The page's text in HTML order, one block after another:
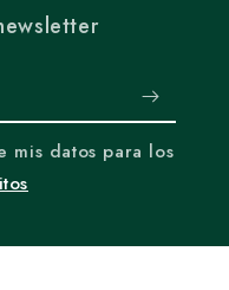
mis datos para los